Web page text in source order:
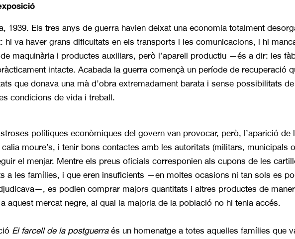
1939. Els tres anys de guerra havien deixat una economia totalment
hi va haver grans dificultats en els transports i les comu­nicacions, i hi
maquinària i productes auxiliars, però l’aparell productiu —és a dir: les
intacte. Acabada la guerra començà un període de recuperació
que donava una mà d’obra extremadament barata i sense possibilitats
condicions de vida i treball.
polítiques econòmiques del govern van provocar, però, l’aparició de
calia moure’s, i tenir bons contactes amb les autoritats (militars, municipals
el menjar. Mentre els preus oficials corresponien als cupons de les
a les famílies, i que eren in­suficients —en moltes ocasions ni tan sols es
es podien comprar majors quantitats i altres productes de
aquest mercat negre, al qual la majoria de la població no hi tenia accés.
El farcell de la postguerraés un homenatge a totes aquelles famílies que